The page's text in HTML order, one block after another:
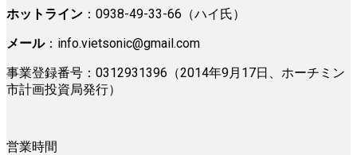
ホットライン ：0938-49-33-66（ハイ氏）
メール： info.vietsonic@gmail.com
事業登録番号：0312931396（2014年9月17日、ホーチミン
市計画投資局発行）
営業時間